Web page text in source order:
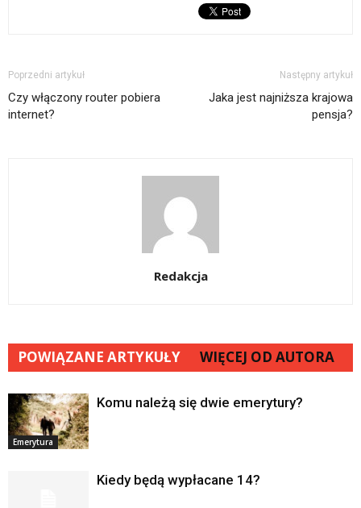
Poprzedni artykuł
Czy włączony router pobiera
internet?
Następny artykuł
Jaka jest najniższa krajowa
pensja?
Redakcja
POWIĄZANE ARTYKUŁY WIĘCEJ OD AUTORA
Emerytura
Komu należą się dwie emerytury?
Kiedy będą wypłacane 14?